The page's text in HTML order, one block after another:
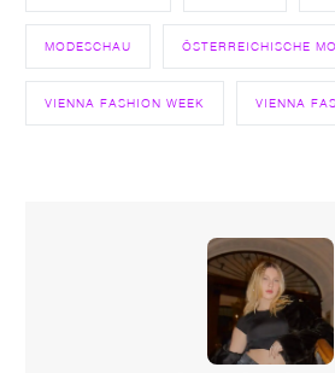
MODESCHAU ÖSTERREICHISCHE
VIENNA FASHION WEEK VIENNA